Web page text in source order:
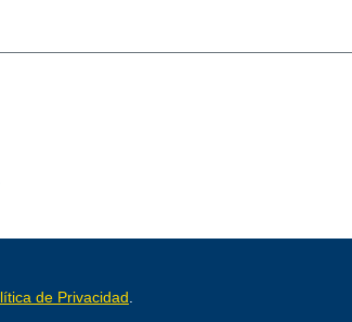
de Privacidad